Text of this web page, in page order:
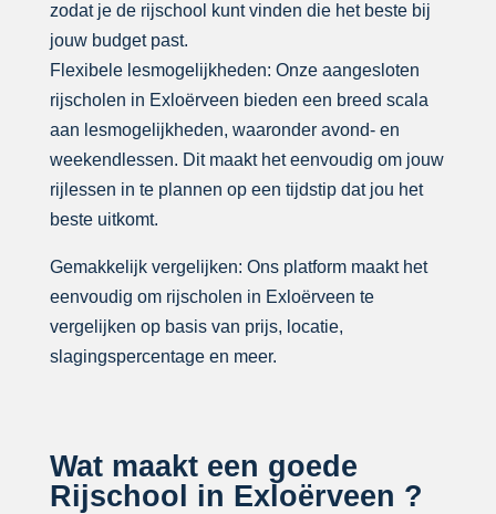
zodat je de rijschool kunt vinden die het beste bij
jouw budget past.
Flexibele lesmogelijkheden: Onze aangesloten
rijscholen in Exloërveen bieden een breed scala
aan lesmogelijkheden, waaronder avond- en
weekendlessen. Dit maakt het eenvoudig om jouw
rijlessen in te plannen op een tijdstip dat jou het
beste uitkomt.
Gemakkelijk vergelijken: Ons platform maakt het
eenvoudig om rijscholen in Exloërveen te
vergelijken op basis van prijs, locatie,
slagingspercentage en meer.
Wat maakt een goede
Rijschool in Exloërveen ?